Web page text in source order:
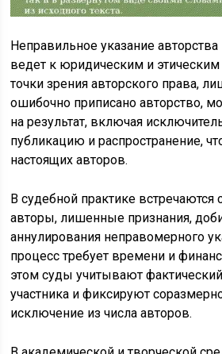
Неправильное указание авторства
ведет к юридическим и
точки зрения авторского права,
ошибочно приписано авторство,
на результат, включая
публикацию и распространение,
настоящих авторов.
В судебной практике встречаются
авторы, лишенные признания,
аннулирования неправомерного
процесс требует времени и
этом суды учитывают
участника и фиксируют
исключение из числа авторов.